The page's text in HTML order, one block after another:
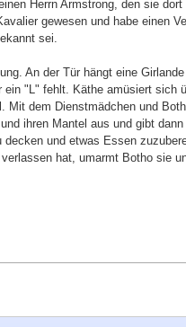
Herrn Armstrong, den sie dort
gewesen und habe einen
sei.
An der Tür hängt eine
"L" fehlt. Käthe amüsiert sich
Mit dem Dienstmädchen und
ihren Mantel aus und gibt dann
und etwas Essen
hat, umarmt Botho sie